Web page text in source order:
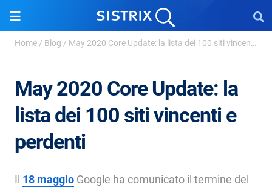
Home / Blog / May 2020 Core Update: la lista dei 100 siti vincenti ...
May 2020 Core Update: la
lista dei 100 siti vincenti e
perdenti
Il 18 maggio Google ha comunicato il termine del